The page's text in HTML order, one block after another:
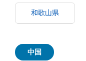
和歌山県
中国